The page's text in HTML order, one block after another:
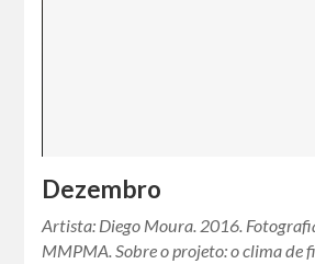
Dezembro
Artista: Diego Moura. 2016.
MMPMA. Sobre o projeto: o clima de